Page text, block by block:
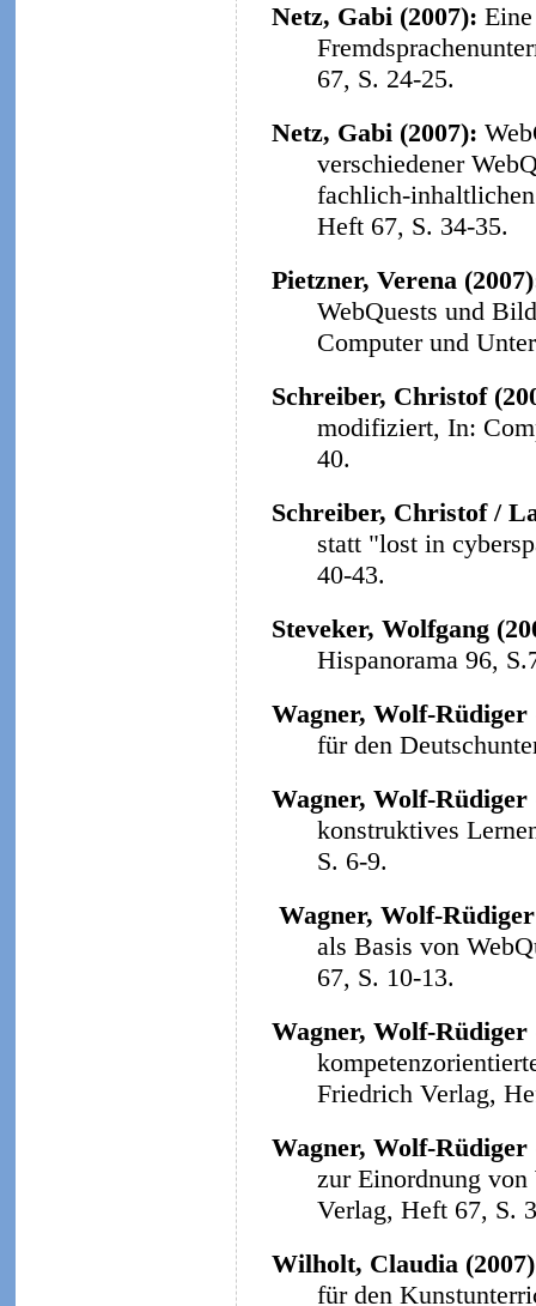
Netz, Gabi (2007):
67, S. 24-25.
Netz, Gabi (2007):
verschiedener
fachlich-
Heft 67, S. 34-35.
Pietzner, Verena
WebQuests und
Computer und
Schreiber, Christof
modifiziert, In:
40.
Schreiber, Christof /
statt "lost in
40-43.
Steveker, Wolfgang
Hispanorama 96,
Wagner, Wolf-
für den
Wagner, Wolf-Rüdiger
konstruktives
S. 6-9.
Wagner, Wolf-
als Basis von
67, S. 10-13.
Wagner, Wolf-
Friedrich Verlag,
Wagner, Wolf-
zur Einordnung
Verlag, Heft 67, S.
Wilholt, Claudia
für den